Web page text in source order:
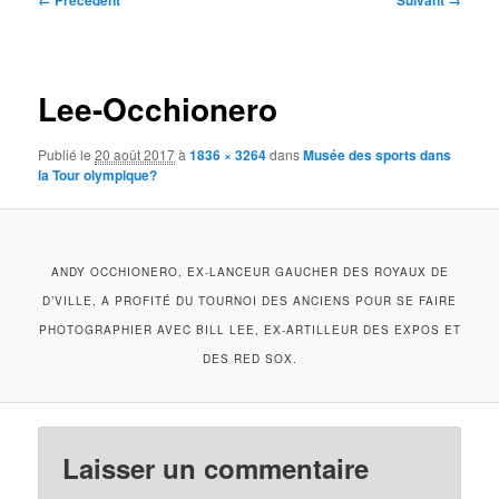
Lee-Occhionero
Publié le20 août 2017à1836 × 3264dansMusée des sports dans
la Tour olympique?
ANDY OCCHIONERO, EX-LANCEUR GAUCHER DES ROYAUX DE
D’VILLE, A PROFITÉ DU TOURNOI DES ANCIENS POUR SE FAIRE
PHOTOGRAPHIER AVEC BILL LEE, EX-ARTILLEUR DES EXPOS ET
DES RED SOX.
Laisser un commentaire